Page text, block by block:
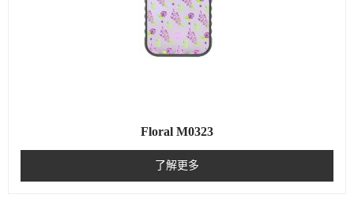
Floral M0323
了解更多